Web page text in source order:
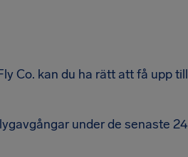
Co. kan du ha rätt att få upp till
under de senaste 24